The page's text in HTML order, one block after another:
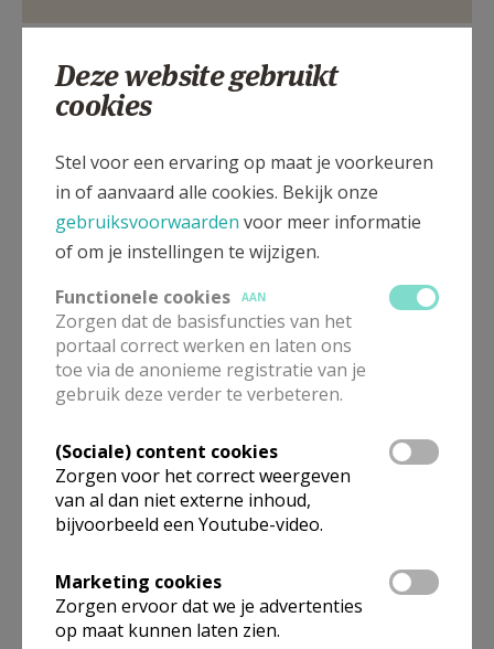
AANMELDEN OF REGISTREREN
Houtbriel 15/002, 9000 Gent
Organisatiestructuur
Niet gevonden wat je zocht? Hier vind je links naar de
Behoort tot Organisaties
Deze website gebruikt
cookies
Stel voor een ervaring op maat je voorkeuren
in of aanvaard alle cookies. Bekijk onze
gebruiksvoorwaarden voor meer informatie
of om je instellingen te wijzigen.
Functionele cookies
AAN
Zorgen dat de basisfuncties van het
portaal correct werken en laten ons
toe via de anonieme registratie van je
gebruik deze verder te verbeteren.
(Sociale) content cookies
Zorgen voor het correct weergeven
van al dan niet externe inhoud,
bijvoorbeeld een Youtube-video.
Marketing cookies
Zorgen ervoor dat we je advertenties
op maat kunnen laten zien.